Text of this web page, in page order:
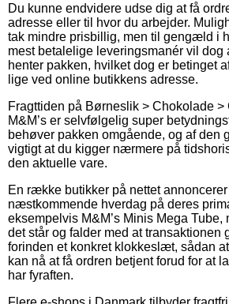
Du kunne endvidere udse dig at få
adresse eller til hvor du arbejder.
tak mindre prisbillig, men til gengæld i
mest betalelige leveringsmanér vil
henter pakken, hvilket dog er betinget
lige ved online butikkens adresse.
Fragttiden på Børneslik > Chokolade
M&M’s er selvfølgelig super
behøver pakken omgående, og af den
vigtigt at du kigger nærmere på
den aktuelle vare.
En række butikker på nettet
næstkommende hverdag på deres
eksempelvis M&M’s Minis Mega
det står og falder med at transaktionen
forinden et konkret klokkeslæt, sådan
kan nå at få ordren betjent forud for at
har fyraften.